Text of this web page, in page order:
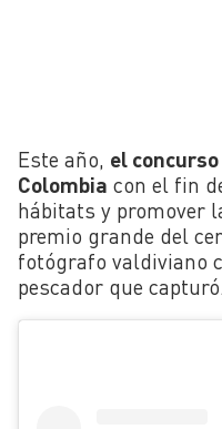
Este año, el
Colombia con el fin
hábitats y promover
premio grande del
fotógrafo valdiviano
pescador que capturó.